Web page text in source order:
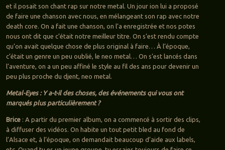
et il posait son chant rap sur notre metal. Un jour ion lui a proposé
de faire une chanson avec nous, en mélangeant son rap avec notre
death core. On a fait une chanson, on l’a enregistrée et nos potes
nous ont dit que c’était notre meilleur titre. On s’est rendu compte
qu’on avait quelque chose de plus original à faire… À l’époque,
c’était un genre un peu oublié, le neo metal… On s’est lancés dans
l’aventure, on a un peu affiné le style au fil des ans pour devenir un
peu plus proche du djent, neo metal.
Metal-Eyes : Y a-t-il des choses, des événements qui vous ont
marqués plus particulièrement ?
Brice : A partir du premier album, on a commencé à sortir des clips,
à diffuser des vidéos. On habite un tout petit bled au fond de
l’Alsace et, à l’époque, on demandait beaucoup d’aide aux labels,